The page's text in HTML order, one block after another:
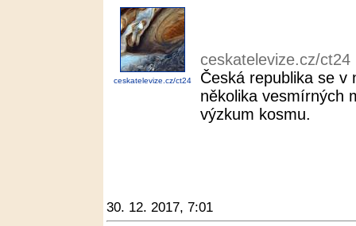
ceskatelevize.cz/ct24
ceskatelevize.cz/ct24
Česká republika se
několika vesmírných
výzkum kosmu.
30. 12. 2017, 7:01